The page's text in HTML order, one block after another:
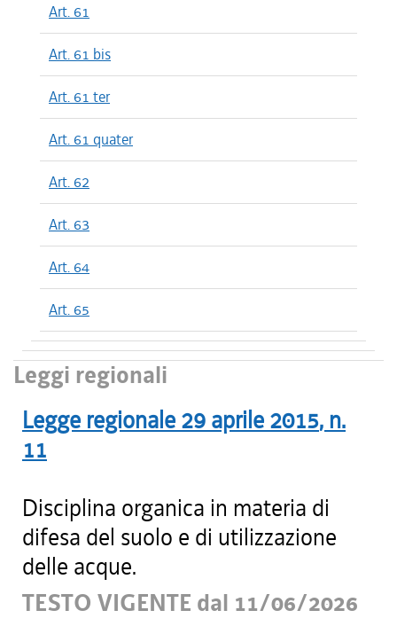
Art. 61
Art. 61 bis
Art. 61 ter
Art. 61 quater
Art. 62
Art. 63
Art. 64
Art. 65
Leggi regionali
Legge regionale 29 aprile 2015, n.
11
Disciplina organica in materia di
difesa del suolo e di utilizzazione
delle acque.
TESTO VIGENTE dal 11/06/2026